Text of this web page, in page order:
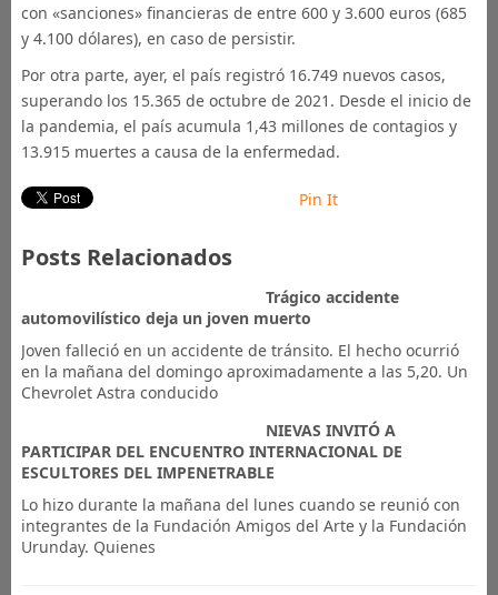
con «sanciones» financieras de entre 600 y 3.600 euros (685
y 4.100 dólares), en caso de persistir.
Por otra parte, ayer, el país registró 16.749 nuevos casos,
superando los 15.365 de octubre de 2021. Desde el inicio de
la pandemia, el país acumula 1,43 millones de contagios y
13.915 muertes a causa de la enfermedad.
Pin It
Posts Relacionados
Trágico accidente
automovilístico deja un joven muerto
Joven falleció en un accidente de tránsito. El hecho ocurrió
en la mañana del domingo aproximadamente a las 5,20. Un
Chevrolet Astra conducido
NIEVAS INVITÓ A
PARTICIPAR DEL ENCUENTRO INTERNACIONAL DE
ESCULTORES DEL IMPENETRABLE
Lo hizo durante la mañana del lunes cuando se reunió con
integrantes de la Fundación Amigos del Arte y la Fundación
Urunday. Quienes